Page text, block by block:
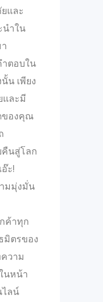
และ
นำใน
ตอบใน
น เพียง
และมี
ของคุณ
คืนสู่โลก
ะ!
มมุ่งมั่น
ค้าทุก
มิตรของ
วาม
นหน้า
ไลน์